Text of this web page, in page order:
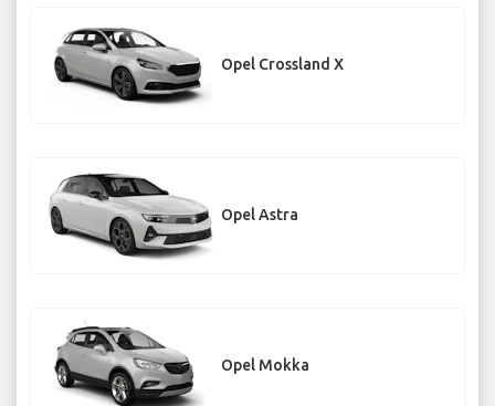
Opel Crossland X
Opel Astra
Opel Mokka